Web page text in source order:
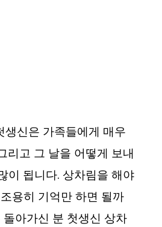
생신은 가족들에게 매우
리고 그 날을 어떻게 보내
이 됩니다. 상차림을 해야
용히 기억만 하면 될까
아가신 분 첫생신 상차